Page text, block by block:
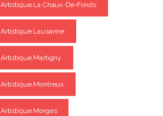
La Chaux-De-Fonds
Lausanne
Martigny
Montreux
Morges